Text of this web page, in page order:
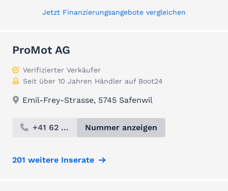
Jetzt Finanzierungsangebote vergleichen
ProMot AG
Verifizierter Verkäufer
Seit über 10 Jahren Händler auf Boot24
Emil-Frey-Strasse, 5745 Safenwil
+41 62 ... Nummer anzeigen
201 weitere Inserate